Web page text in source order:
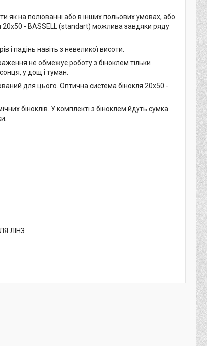
як на полюванні або в інших польових умовах, або
20x50 - BASSELL (standart) можлива завдяки ряду
і падінь навіть з невеликої висоти.
не обмежує роботу з біноклем тільки
у дощ і туман.
для цього. Оптична система бінокля 20x50 -
біноклів. У комплекті з біноклем йдуть сумка
ЛІНЗ